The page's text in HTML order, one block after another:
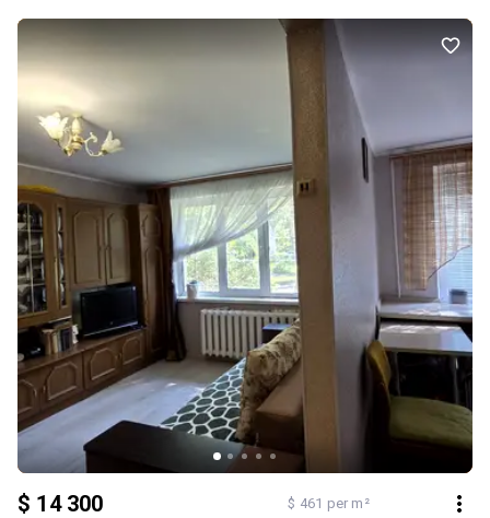
Університетському, поруч із парком Ювілейний. Це чудове місце
для життя: поряд дитячі садки, школи, супермаркет АТБ,
магазини, аптеки та інші об'єкти інфраструктури. Ще одна
перевага – район автовокзалу. Зручна транспортна розв'язка
дозволяє швидко дістатися до будь-якого району міста. В
квартирі залишаються меблі і техніка . Квартира стане чудовим
вибором для проживання. Боргів немає. Документи в порядку.
$ 14 300 $ 461 per m²